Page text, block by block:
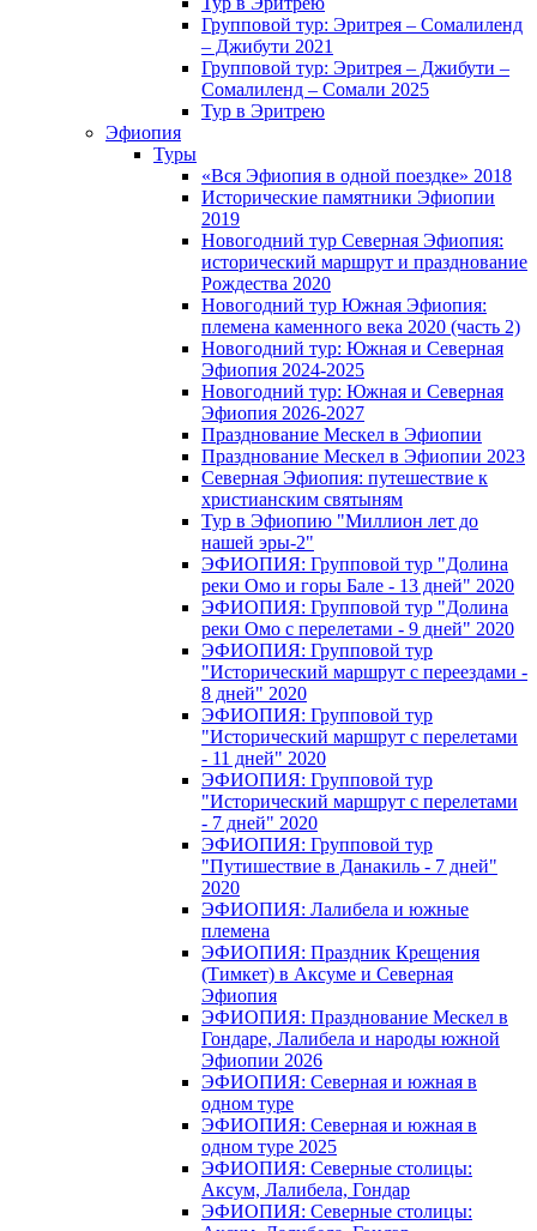
Групповой тур: Эритрея – Cомалиленд
– Джибути 2021
Групповой тур: Эритрея – Джибути –
Сомалиленд – Сомали 2025
Тур в Эритрею
Эфиопия
Туры
«Вся Эфиопия в одной поездке» 2018
Исторические памятники Эфиопии
2019
Новогодний тур Северная Эфиопия:
исторический маршрут и празднование
Рождества 2020
Новогодний тур Южная Эфиопия:
племена каменного века 2020 (часть 2)
Новогодний тур: Южная и Северная
Эфиопия 2024-2025
Новогодний тур: Южная и Северная
Эфиопия 2026-2027
Празднование Мескел в Эфиопии
Празднование Мескел в Эфиопии 2023
Северная Эфиопия: путешествие к
христианским святыням
Тур в Эфиопию "Миллион лет до
нашей эры-2"
ЭФИОПИЯ: Групповой тур "Долина
реки Омо и горы Бале - 13 дней" 2020
ЭФИОПИЯ: Групповой тур "Долина
реки Омо с перелетами - 9 дней" 2020
ЭФИОПИЯ: Групповой тур
"Исторический маршрут с переездами -
8 дней" 2020
ЭФИОПИЯ: Групповой тур
"Исторический маршрут с перелетами
- 11 дней" 2020
ЭФИОПИЯ: Групповой тур
"Исторический маршрут с перелетами
- 7 дней" 2020
ЭФИОПИЯ: Групповой тур
"Путишествие в Данакиль - 7 дней"
2020
ЭФИОПИЯ: Лалибела и южные
племена
ЭФИОПИЯ: Праздник Крещения
(Тимкет) в Аксуме и Северная
Эфиопия
ЭФИОПИЯ: Празднование Мескел в
Гондаре, Лалибела и народы южной
Эфиопии 2026
ЭФИОПИЯ: Северная и южная в
одном туре
ЭФИОПИЯ: Северная и южная в
одном туре 2025
ЭФИОПИЯ: Северные столицы:
Аксум, Лалибела, Гондар
ЭФИОПИЯ: Северные столицы: